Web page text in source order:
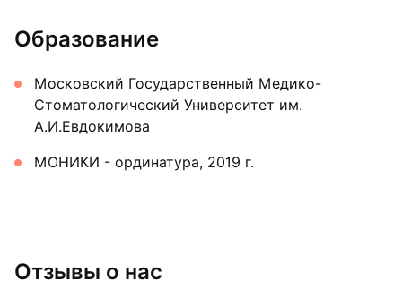
Образование
Московский Государственный Медико-
Стоматологический Университет им.
А.И.Евдокимова
МОНИКИ - ординатура, 2019 г.
Отзывы о нас